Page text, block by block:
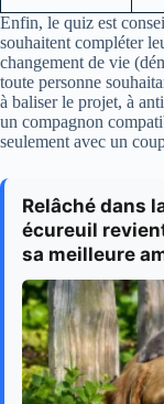
Enfin, le quiz est
souhaitent compléter
changement de vie
toute personne
à baliser le projet, à
un compagnon
seulement avec un
Relâché dans
écureuil
sa meilleure